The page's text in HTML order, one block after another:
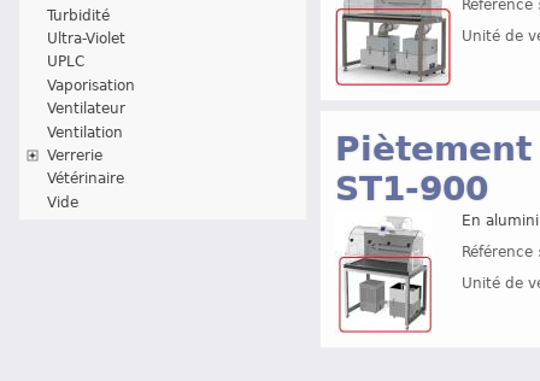
Turbidité
Ultra-Violet
UPLC
Vaporisation
Ventilateur
Ventilation
Verrerie
Vétérinaire
Vide
Unité de
ST1-900
En
Unité de